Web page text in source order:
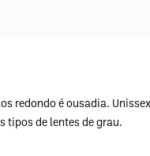
redondo é ousadia.
tipos de lentes de grau.